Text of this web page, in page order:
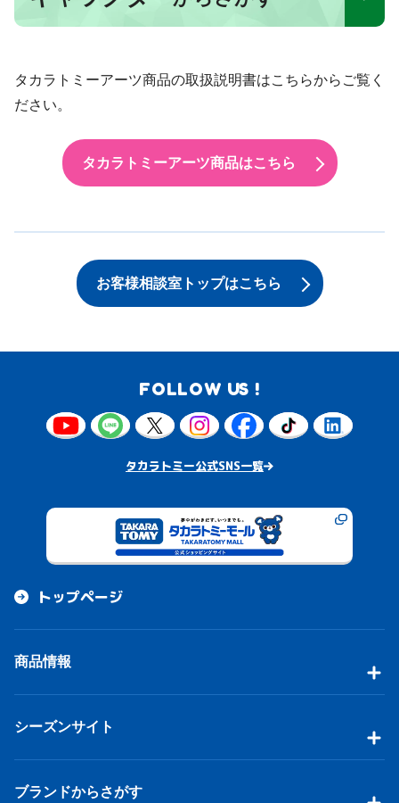
タカラトミーアーツ商品の取扱説明書はこちらからご覧く
ださい。
タカラトミーアーツ商品はこちら
お客様相談室トップはこちら
FOLLOW US !
タカラトミー公式SNS一覧
トップページ
商品情報
シーズンサイト
ブランドからさがす